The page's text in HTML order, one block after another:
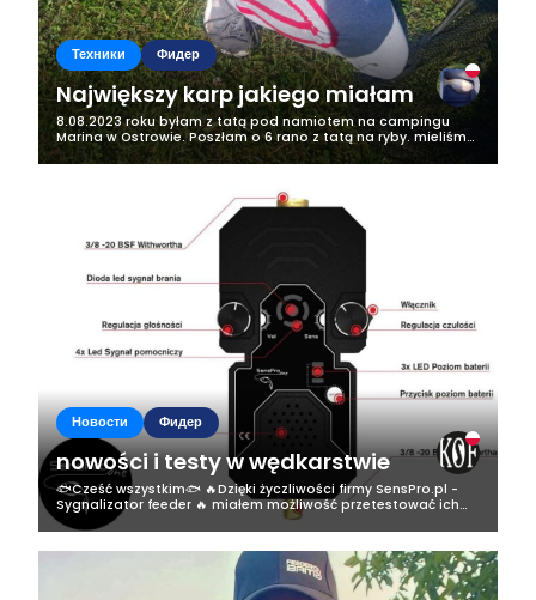
Техники Фидер
Największy karp jakiego miałam
8.08.2023 roku byłam z tatą pod namiotem na campingu
Marina w Ostrowie. Poszłam o 6 rano z tatą na ryby. mieliśmy
tam 2 wędki na jednej z nich założon była żyłka na rybę 6 kg, a
na drugiej był...
Новости Фидер
nowości i testy w wędkarstwie
🐟Cześć wszystkim🐟 🔥Dzięki życzliwości firmy SensPro.pl -
Sygnalizator feeder 🔥 miałem możliwość przetestować ich
produkt a mianowicie sygnalizator do feedera✅️ 🐟✅️Miałem
dwa tygodnie na testy a...